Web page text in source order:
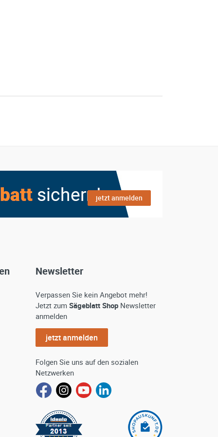
jetzt anmelden
Newsletter
Verpassen Sie kein Angebot mehr!
Jetzt zum Sägeblatt Shop Newsletter
anmelden
jetzt anmelden
Folgen Sie uns auf den sozialen
Netzwerken